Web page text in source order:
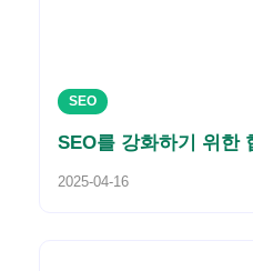
SEO
SEO를 강화하기 위한
2025-04-16